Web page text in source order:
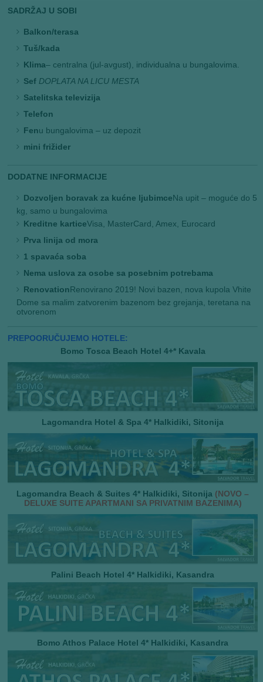
SADRŽAJ U SOBI
Balkon/terasa
Tuš/kada
Klima– centralna (jul-avgust), individualna u bungalovima.
Sef DOPLATA NA LICU MESTA
Satelitska televizija
Telefon
Fenu bungalovima – uz depozit
mini frižider
DODATNE INFORMACIJE
Dozvoljen boravak za kućne ljubimceNa upit – moguće do 5
kg, samo u bungalovima
Kreditne karticeVisa, MasterCard, Amex, Eurocard
Prva linija od mora
1 spavaća soba
Nema uslova za osobe sa posebnim potrebama
RenovationRenovirano 2019! Novi bazen, nova kupola Vhite
Dome sa malim zatvorenim bazenom bez grejanja, teretana na
otvorenom
PREPOORUČUJEMO HOTELE:
Bomo Tosca Beach Hotel 4+* Kavala
Lagomandra Hotel & Spa 4* Halkidiki, Sitonija
Lagomandra Beach & Suites 4* Halkidiki, Sitonija (NOVO –
DELUXE SUITE APARTMANI SA PRIVATNIM BAZENIMA)
Palini Beach Hotel 4* Halkidiki, Kasandra
Bomo Athos Palace Hotel 4* Halkidiki, Kasandra